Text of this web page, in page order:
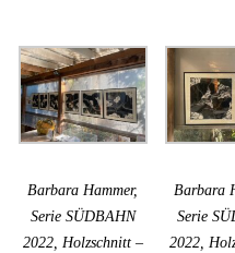
Barbara Hammer,
Serie SÜDBAHN
2022, Holzschnitt –
Barbara
Serie
2022,